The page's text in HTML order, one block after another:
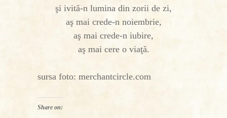
şi ivită-n lumina din zorii de zi,
aş mai crede-n noiembrie,
aş mai crede-n iubire,
aş mai cere o viaţă.
sursa foto: merchantcircle.com
Share on: